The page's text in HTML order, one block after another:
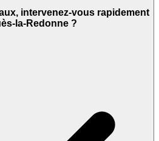
intervenez-vous rapidement
la-Redonne ?